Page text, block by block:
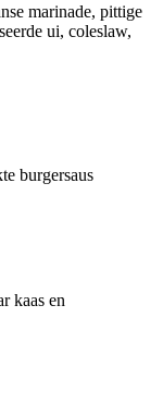
marinade, pittige
ui, coleslaw,
burgersaus
kaas en